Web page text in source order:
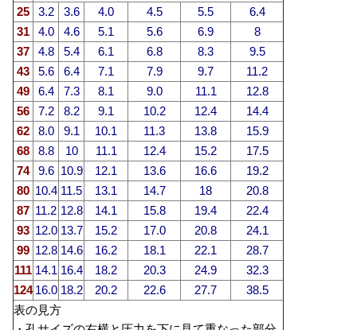
25
3.2 3.6 4.0 4.5 5.5
6.4
31
4.0 4.6 5.1 5.6 6.9
8
37
4.8 5.4 6.1 6.8 8.3
9.5
43
5.6 6.4 7.1 7.9 9.7
11.2
49
6.4 7.3 8.1 9.0 11.1
12.8
56
7.2 8.2 9.1 10.2 12.4
14.4
62
8.0 9.1 10.1 11.3 13.8
15.9
68
8.8 10 11.1 12.4 15.2
17.5
74
9.6 10.9 12.1 13.6 16.6
19.2
80 10.4 11.5 13.1 14.7 18
20.8
87 11.2 12.8 14.1 15.8 19.4
22.4
93 12.0 13.7 15.2 17.0 20.8
24.1
99 12.8 14.6 16.2 18.1 22.1
28.7
111 14.1 16.4 18.2 20.3 24.9
32.3
124 16.0 18.2 20.2 22.6 27.7
38.5
表の見方